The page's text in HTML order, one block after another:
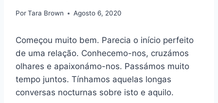
PorTara Brown Agosto 6, 2020
Começou muito bem. Parecia o início perfeito
de uma relação. Conhecemo-nos, cruzámos
olhares e apaixonámo-nos. Passámos muito
tempo juntos. Tínhamos aquelas longas
conversas nocturnas sobre isto e aquilo.